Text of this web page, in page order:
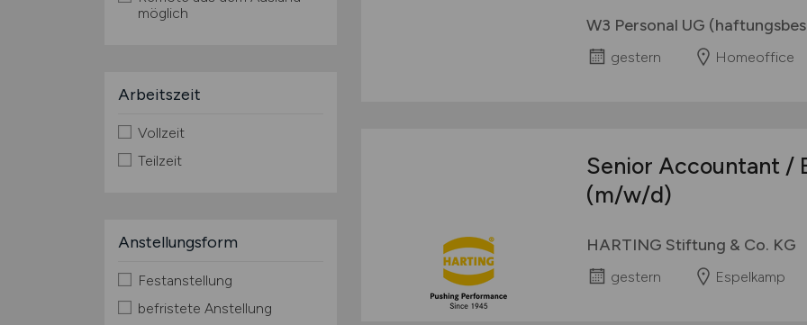
möglich
Arbeitszeit
Vollzeit
Teilzeit
Anstellungsform
Festanstellung
befristete Anstellung
W3 Personal UG
gestern Homeoffice
Senior Accountant /
(m/w/d)
HARTING Stiftung & Co. KG
gestern Espelkamp